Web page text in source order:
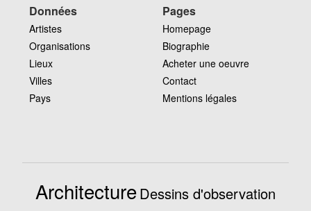
Données
Artistes
Organisations
Lieux
Villes
Pays
Pages
Homepage
Biographie
Acheter une oeuvre
Contact
Mentions légales
ArchitectureDessins d'observation